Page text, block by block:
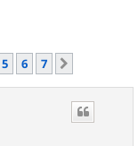
5 6 7